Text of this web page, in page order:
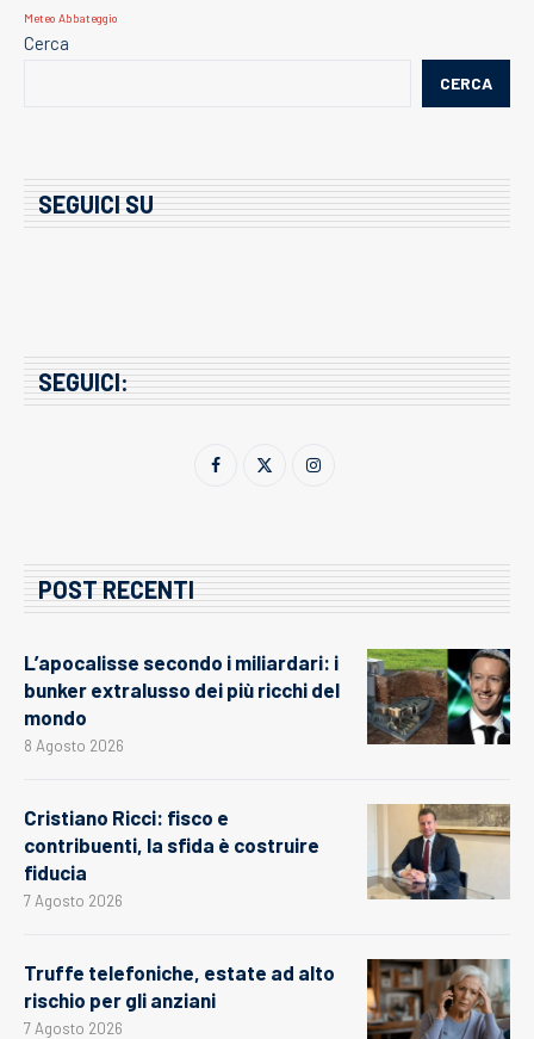
Meteo Abbateggio
Cerca
CERCA
SEGUICI SU
SEGUICI:
POST RECENTI
L’apocalisse secondo i miliardari: i
bunker extralusso dei più ricchi del
mondo
8 Agosto 2026
Cristiano Ricci: fisco e
contribuenti, la sfida è costruire
fiducia
7 Agosto 2026
Truffe telefoniche, estate ad alto
rischio per gli anziani
7 Agosto 2026